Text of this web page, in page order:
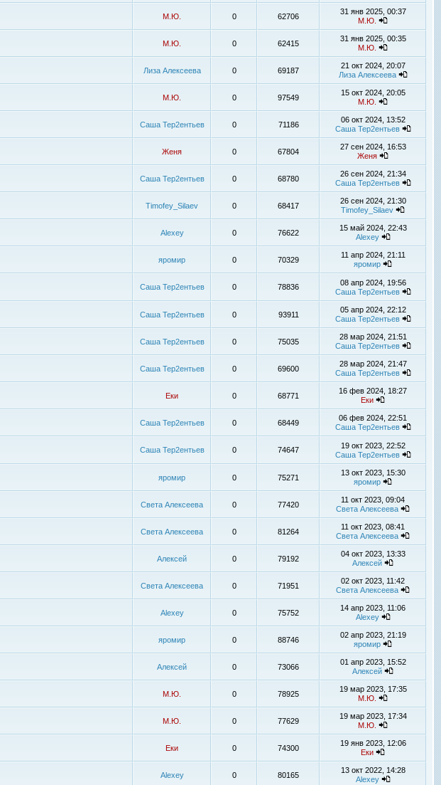
М.Ю. 0 62706
31 янв 2025, 00:37
М.Ю.
М.Ю. 0 62415
31 янв 2025, 00:35
М.Ю.
Лиза Алексеева 0 69187
21 окт 2024, 20:07
Лиза Алексеева
М.Ю. 0 97549
15 окт 2024, 20:05
М.Ю.
Саша Тер2ентьев 0 71186
06 окт 2024, 13:52
Саша Тер2ентьев
Женя 0 67804
27 сен 2024, 16:53
Женя
Саша Тер2ентьев 0 68780
26 сен 2024, 21:34
Саша Тер2ентьев
Timofey_Silaev 0 68417
26 сен 2024, 21:30
Timofey_Silaev
Alexey 0 76622
15 май 2024, 22:43
Alexey
яромир 0 70329
11 апр 2024, 21:11
яромир
Саша Тер2ентьев 0 78836
08 апр 2024, 19:56
Саша Тер2ентьев
Саша Тер2ентьев 0 93911
05 апр 2024, 22:12
Саша Тер2ентьев
Саша Тер2ентьев 0 75035
28 мар 2024, 21:51
Саша Тер2ентьев
Саша Тер2ентьев 0 69600
28 мар 2024, 21:47
Саша Тер2ентьев
Еки 0 68771
16 фев 2024, 18:27
Еки
Саша Тер2ентьев 0 68449
06 фев 2024, 22:51
Саша Тер2ентьев
Саша Тер2ентьев 0 74647
19 окт 2023, 22:52
Саша Тер2ентьев
яромир 0 75271
13 окт 2023, 15:30
яромир
Света Алексеева 0 77420
11 окт 2023, 09:04
Света Алексеева
Света Алексеева 0 81264
11 окт 2023, 08:41
Света Алексеева
Алексей 0 79192
04 окт 2023, 13:33
Алексей
Света Алексеева 0 71951
02 окт 2023, 11:42
Света Алексеева
Alexey 0 75752
14 апр 2023, 11:06
Alexey
яромир 0 88746
02 апр 2023, 21:19
яромир
Алексей 0 73066
01 апр 2023, 15:52
Алексей
М.Ю. 0 78925
19 мар 2023, 17:35
М.Ю.
М.Ю. 0 77629
19 мар 2023, 17:34
М.Ю.
Еки 0 74300
19 янв 2023, 12:06
Еки
Alexey 0 80165
13 окт 2022, 14:28
Alexey